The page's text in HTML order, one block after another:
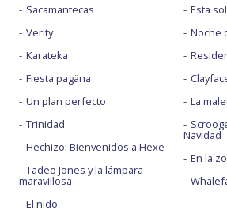
Sacamantecas
Verity
Karateka
Fiesta pagäna
Un plan perfecto
Trinidad
Hechizo: Bienvenidos a Hexe
Tadeo Jones y la lámpara
maravillosa
El nido
Esta
Noche
La
Navidad
En la